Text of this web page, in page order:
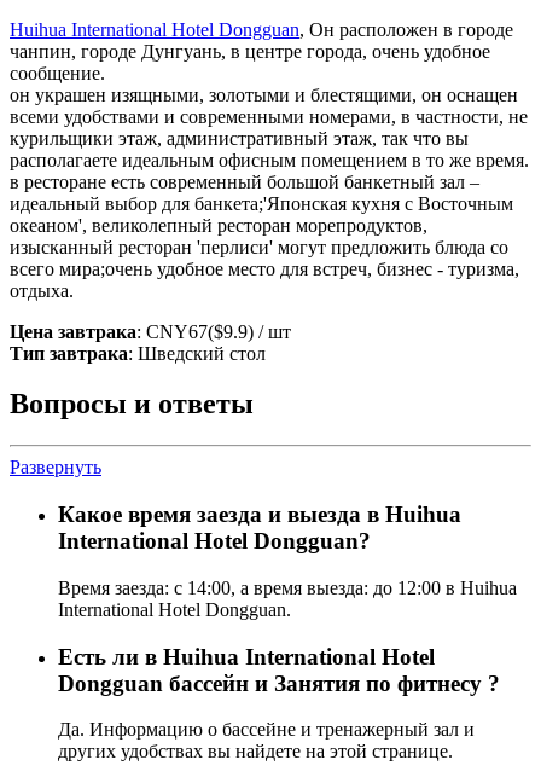
Huihua International Hotel Dongguan, Он расположен в городе
чанпин, городе Дунгуань, в центре города, очень удобное
сообщение.
он украшен изящными, золотыми и блестящими, он оснащен
всеми удобствами и современными номерами, в частности, не
курильщики этаж, административный этаж, так что вы
располагаете идеальным офисным помещением в то же время.
в ресторане есть современный большой банкетный зал –
идеальный выбор для банкета;'Японская кухня с Восточным
океаном', великолепный ресторан морепродуктов,
изысканный ресторан 'перлиси' могут предложить блюда со
всего мира;очень удобное место для встреч, бизнес - туризма,
отдыха.
Цена завтрака: CNY67($9.9) / шт
Тип завтрака: Шведский стол
Вопросы и ответы
Развернуть
Какое время заезда и выезда в Huihua
International Hotel Dongguan?
Время заезда: с 14:00, а время выезда: до 12:00 в Huihua
International Hotel Dongguan.
Есть ли в Huihua International Hotel
Dongguan бассейн и Занятия по фитнесу ?
Да. Информацию о бассейне и тренажерный зал и
других удобствах вы найдете на этой странице.